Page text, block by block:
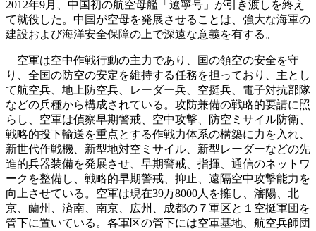
2012年9月、中国初の航空母艦「遼寧号」が引き渡しを終え
て就役した。中国が空母を発展させることは、強大な海軍の
建設および海洋安全保障の上で深遠な意義を有する。
空軍は空中作戦行動の主力であり、国の領空の安全を守
り、全国の防空の安定を維持する任務を担っており、主とし
て航空兵、地上防空兵、レーダー兵、空挺兵、電子対抗部隊
などの兵種から構成されている。攻防兼備の戦略的要請に照
らし、空軍は偵察早期警戒、空中攻撃、防空ミサイル防衛、
戦略的投下輸送を重点とする作戦力体系の構築に力を入れ、
新世代作戦機、新型地対空ミサイル、新型レーダーなどの先
進的兵器装備を発展させ、早期警戒、指揮、通信のネットワ
ークを整備し、戦略的早期警戒、抑止、遠隔空中攻撃能力を
向上させている。空軍は現在39万8000人を擁し、瀋陽、北
京、蘭州、済南、南京、広州、成都の７軍区と１空挺軍団を
管下に置いている。各軍区の管下には空軍基地、航空兵師団